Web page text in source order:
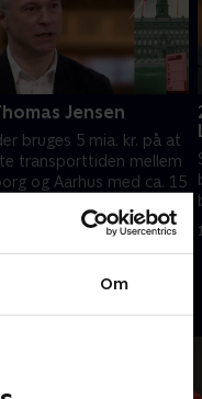
Om
Jensen
bruges 5 mia. kr. på at
transporttiden mellem
og Aarhus med ca. 15
2025 • 10 min